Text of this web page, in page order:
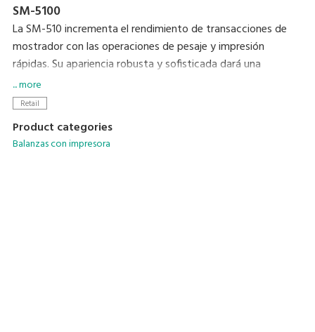
SM-5100
La SM-510 incrementa el rendimiento de transacciones de
mostrador con las operaciones de pesaje y impresión
rápidas. Su apariencia robusta y sofisticada dará una
favorable impresión en los mostradores de tiendas
modernas, y ofrecerá valor añadido para la operación de su
... more
Retail
Product categories
Balanzas con impresora